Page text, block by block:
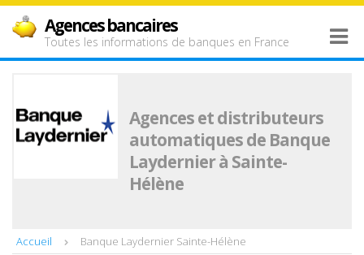
Agences bancaires
Toutes les informations de banques en France
Agences et distributeurs
automatiques de Banque
Laydernier à Sainte-
Hélène
Accueil Banque Laydernier Sainte-Hélène